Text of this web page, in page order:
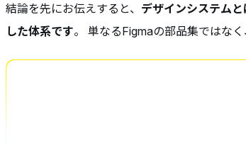
結論を先にお伝えすると、 デザインシステム
した体系です。 単なるFigmaの部品集ではな